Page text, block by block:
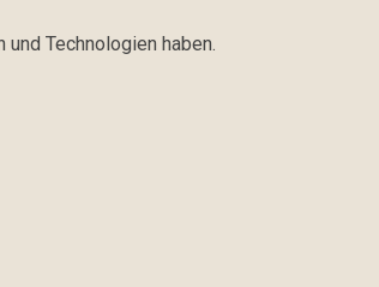
Technologien haben.